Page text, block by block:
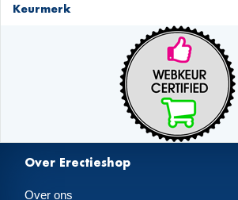
Keurmerk
Over Erectieshop
Over ons